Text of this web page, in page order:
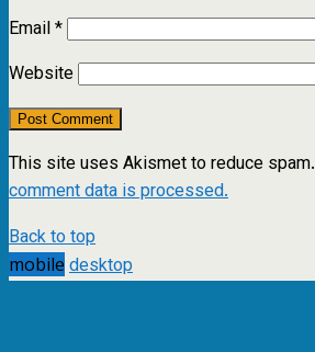
Email*
Website
This site uses Akismet to reduce spam.
comment data is processed.
Back to top
mobile desktop